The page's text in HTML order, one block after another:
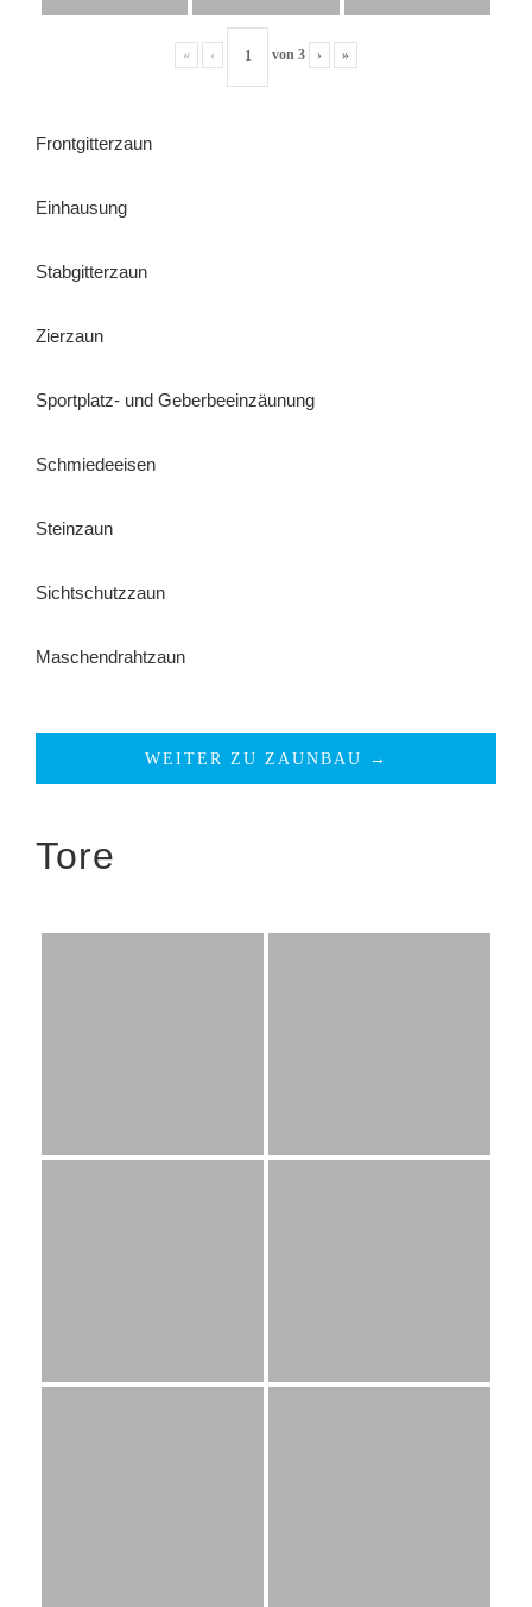
« ‹ von 3 › »
Frontgitterzaun
Einhausung
Stabgitterzaun
Zierzaun
Sportplatz- und Geberbeeinzäunung
Schmiedeeisen
Steinzaun
Sichtschutzzaun
Maschendrahtzaun
WEITER ZU ZAUNBAU →
Tore